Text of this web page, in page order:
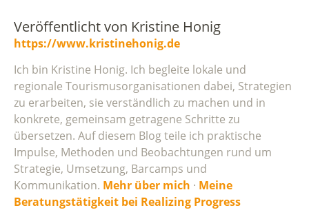
Veröffentlicht von Kristine Honig
https://www.kristinehonig.de
Ich bin Kristine Honig. Ich begleite lokale und
regionale Tourismusorganisationen dabei, Strategien
zu erarbeiten, sie verständlich zu machen und in
konkrete, gemeinsam getragene Schritte zu
übersetzen. Auf diesem Blog teile ich praktische
Impulse, Methoden und Beobachtungen rund um
Strategie, Umsetzung, Barcamps und
Kommunikation. Mehr über mich · Meine
Beratungstätigkeit bei Realizing Progress